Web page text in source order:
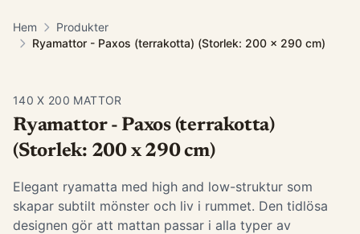
Hem
Produkter
Ryamattor - Paxos (terrakotta) (Storlek: 200 x 290 cm)
140 X 200 MATTOR
Ryamattor - Paxos (terrakotta)
(Storlek: 200 x 290 cm)
Elegant ryamatta med high and low-struktur som
skapar subtilt mönster och liv i rummet. Den tidlösa
designen gör att mattan passar i alla typer av